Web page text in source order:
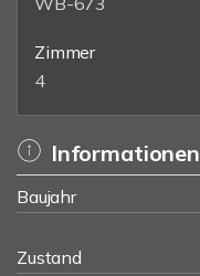
Zimmer
4
Informationen
Baujahr
Zustand